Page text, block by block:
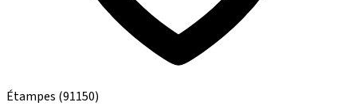
Étampes (91150)